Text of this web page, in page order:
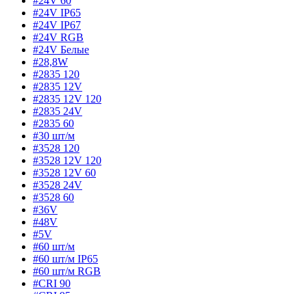
#24V IP65
#24V IP67
#24V RGB
#24V Белые
#28,8W
#2835 120
#2835 12V
#2835 12V 120
#2835 24V
#2835 60
#30 шт/м
#3528 120
#3528 12V 120
#3528 12V 60
#3528 24V
#3528 60
#36V
#48V
#5V
#60 шт/м
#60 шт/м IP65
#60 шт/м RGB
#CRI 90